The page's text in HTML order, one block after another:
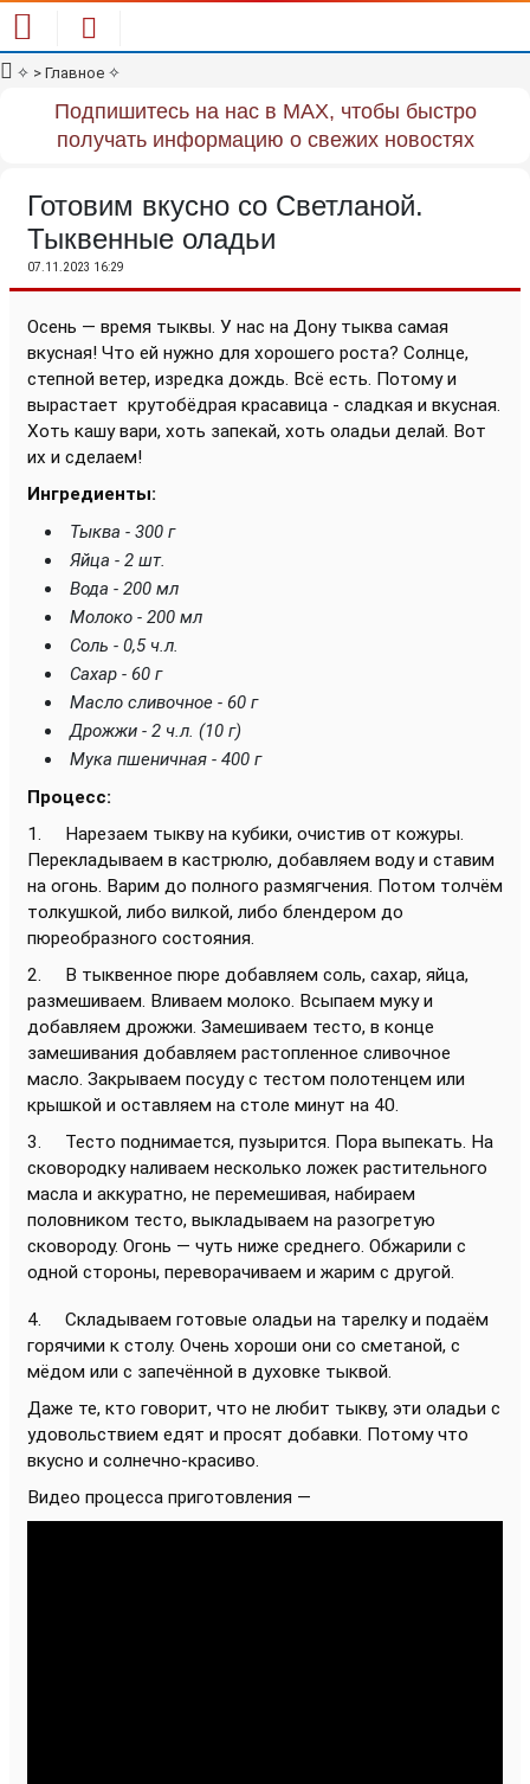
✧ > Главное ✧
Подпишитесь на нас в MAX, чтобы быстро
получать информацию о свежих новостях
Готовим вкусно со Светланой.
Тыквенные оладьи
07.11.2023 16:29
Осень — время тыквы. У нас на Дону тыква самая
вкусная! Что ей нужно для хорошего роста? Солнце,
степной ветер, изредка дождь. Всё есть. Потому и
вырастает крутобёдрая красавица - сладкая и вкусная.
Хоть кашу вари, хоть запекай, хоть оладьи делай. Вот
их и сделаем!
Ингредиенты:
Тыква - 300 г
Яйца - 2 шт.
Вода - 200 мл
Молоко - 200 мл
Соль - 0,5 ч.л.
Сахар - 60 г
Масло сливочное - 60 г
Дрожжи - 2 ч.л. (10 г)
Мука пшеничная - 400 г
Процесс:
1. Нарезаем тыкву на кубики, очистив от кожуры.
Перекладываем в кастрюлю, добавляем воду и ставим
на огонь. Варим до полного размягчения. Потом толчём
толкушкой, либо вилкой, либо блендером до
пюреобразного состояния.
2. В тыквенное пюре добавляем соль, сахар, яйца,
размешиваем. Вливаем молоко. Всыпаем муку и
добавляем дрожжи. Замешиваем тесто, в конце
замешивания добавляем растопленное сливочное
масло. Закрываем посуду с тестом полотенцем или
крышкой и оставляем на столе минут на 40.
3. Тесто поднимается, пузырится. Пора выпекать. На
сковородку наливаем несколько ложек растительного
масла и аккуратно, не перемешивая, набираем
половником тесто, выкладываем на разогретую
сковороду. Огонь — чуть ниже среднего. Обжарили с
одной стороны, переворачиваем и жарим с другой.
4. Складываем готовые оладьи на тарелку и подаём
горячими к столу. Очень хороши они со сметаной, с
мёдом или с запечённой в духовке тыквой.
Даже те, кто говорит, что не любит тыкву, эти оладьи с
удовольствием едят и просят добавки. Потому что
вкусно и солнечно-красиво.
Видео процесса приготовления —